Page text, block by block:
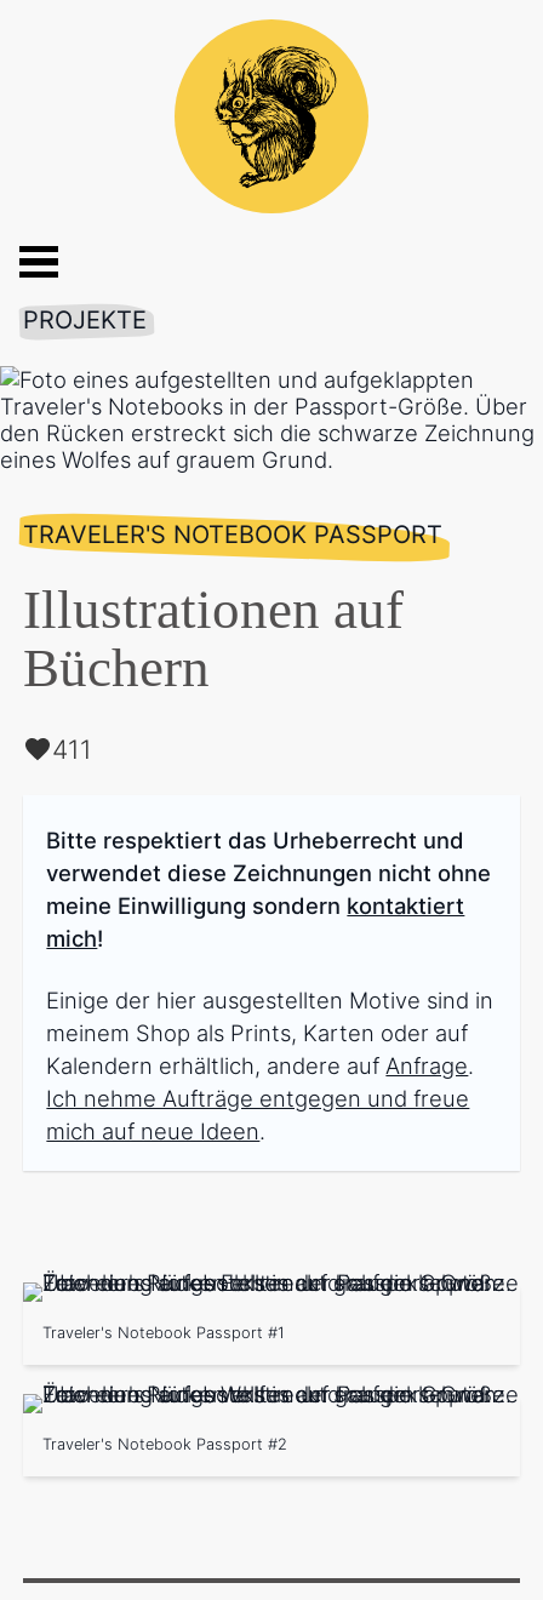
PROJEKTE
TRAVELER'S NOTEBOOK PASSPORT
Illustrationen auf
Büchern
411
Bitte respektiert das Urheberrecht und
verwendet diese Zeichnungen nicht ohne
meine Einwilligung sondern kontaktiert
mich!
Einige der hier ausgestellten Motive sind in
meinem Shop als Prints, Karten oder auf
Kalendern erhältlich, andere auf Anfrage.
Ich nehme Aufträge entgegen und freue
mich auf neue Ideen.
Traveler's Notebook Passport #1
Traveler's Notebook Passport #2